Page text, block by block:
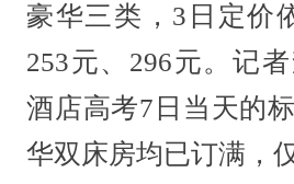
豪华三类，3日定价
253元、296元。记
酒店高考7日当天的
华双床房均已订满，